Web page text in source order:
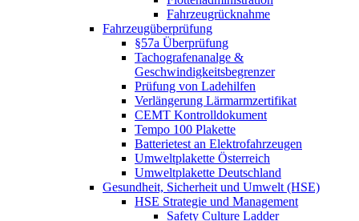
Fahrzeugrücknahme
Fahrzeugüberprüfung
§57a Überprüfung
Tachografenanalge &
Geschwindigkeitsbegrenzer
Prüfung von Ladehilfen
Verlängerung Lärmarmzertifikat
CEMT Kontrolldokument
Tempo 100 Plakette
Batterietest an Elektrofahrzeugen
Umweltplakette Österreich
Umweltplakette Deutschland
Gesundheit, Sicherheit und Umwelt (HSE)
HSE Strategie und Management
Safety Culture Ladder